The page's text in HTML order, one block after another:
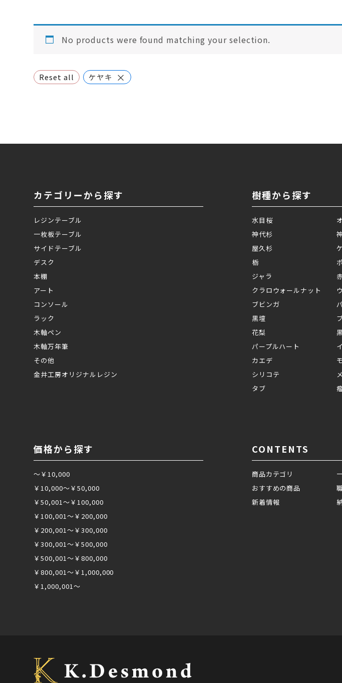
No products were found matching your selection.
Reset all ケヤキ ×
カテゴリーから探す
レジンテーブル
一枚板テーブル
サイドテーブル
デスク
本棚
アート
コンソール
ラック
木軸ペン
木軸万年筆
その他
金井工房オリジナルレジン
樹種から探す
水目桜
神代杉
屋久杉
栃
ジャラ
クラロウォールナット
ブビンガ
黒壇
花梨
パープルハート
カエデ
シリコテ
タブ
価格から探す
～￥10,000
￥10,000～￥50,000
￥50,001～￥100,000
￥100,001～￥200,000
￥200,001～￥300,000
￥300,001～￥500,000
￥500,001～￥800,000
￥800,001～￥1,000,000
￥1,000,001～
CONTENTS
商品カテゴリ
おすすめの商品
新着情報